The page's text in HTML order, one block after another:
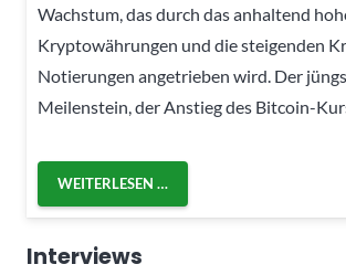
Wachstum, das durch das anhaltend
Kryptowährungen und die steigenden
Notierungen angetrieben wird. Der
Meilenstein, der Anstieg des Bitcoin-
WEITERLESEN …
Interviews